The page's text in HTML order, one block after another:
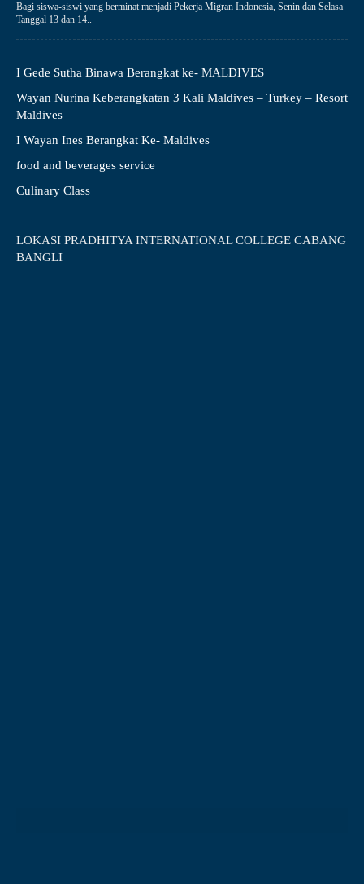
Bagi siswa-siswi yang berminat menjadi Pekerja Migran Indonesia, Senin dan Selasa
Tanggal 13 dan 14..
I Gede Sutha Binawa Berangkat ke- MALDIVES
Wayan Nurina Keberangkatan 3 Kali Maldives – Turkey – Resort
Maldives
I Wayan Ines Berangkat Ke- Maldives
food and beverages service
Culinary Class
LOKASI PRADHITYA INTERNATIONAL COLLEGE CABANG
BANGLI